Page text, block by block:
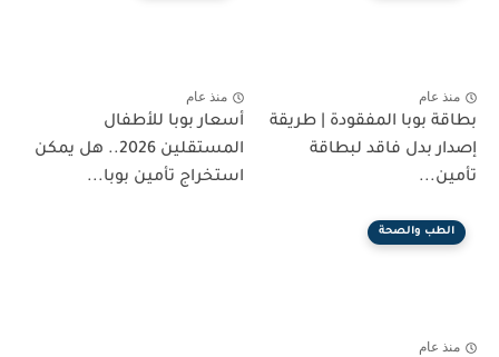
منذ عام
بطاقة بوبا المفقودة | طريقة
إصدار بدل فاقد لبطاقة
تأمين...
منذ عام
أسعار بوبا للأطفال
المستقلين 2026.. هل يمكن
استخراج تأمين بوبا...
الطب والصحة
منذ عام